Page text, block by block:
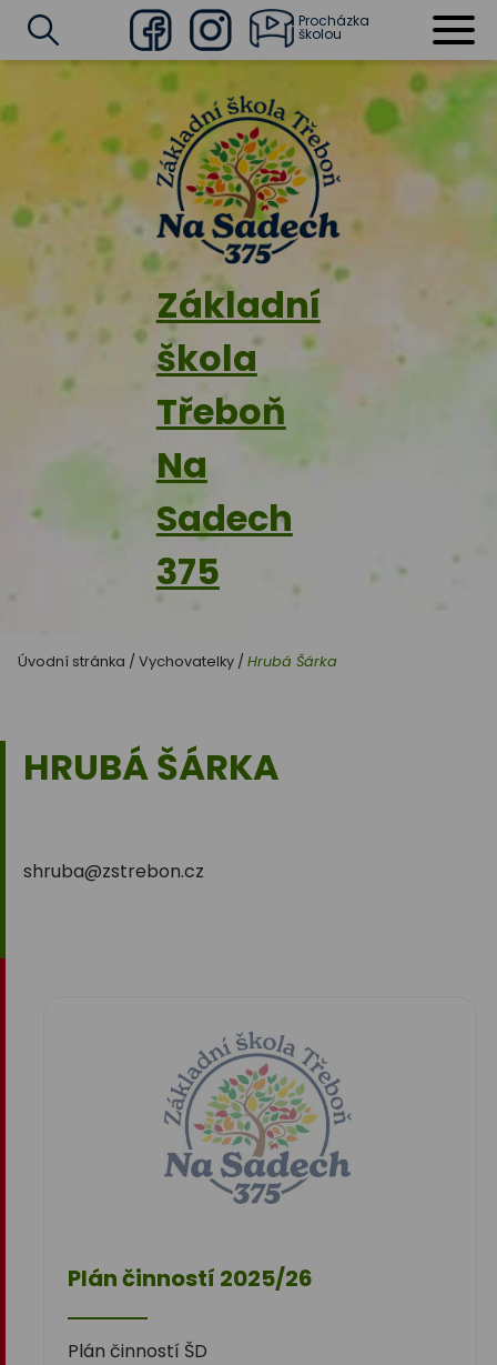
Základní
škola
Třeboň
Na
Sadech
375
FacebookInstagram
Procházka
školou
Úvodní stránka / Vychovatelky / Hrubá Šárka
HRUBÁ ŠÁRKA
shruba@zstrebon.cz
Plán činností 2025/26
Plán činností ŠD